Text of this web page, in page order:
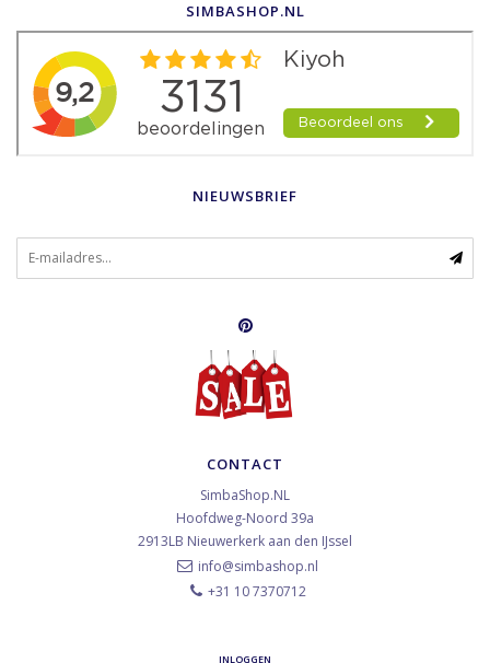
SIMBASHOP.NL
NIEUWSBRIEF
CONTACT
SimbaShop.NL
Hoofdweg-Noord 39a
2913LB Nieuwerkerk aan den IJssel
info@simbashop.nl
+31 10 7370712
INLOGGEN